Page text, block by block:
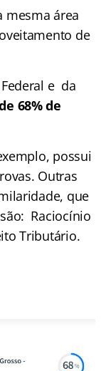
mesma área
de
e da
68% de
possui
Outras
que
Raciocínio
Tributário.